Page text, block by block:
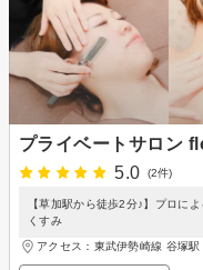
プライベートサロン
5.0
(2件)
【草加駅から徒歩2分♪】プロに
くすみ
アクセス：東武伊勢崎線 谷塚